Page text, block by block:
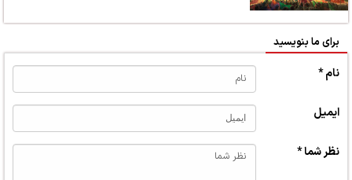
برای ما بنویسید
نام *
ایمیل
نظر شما *